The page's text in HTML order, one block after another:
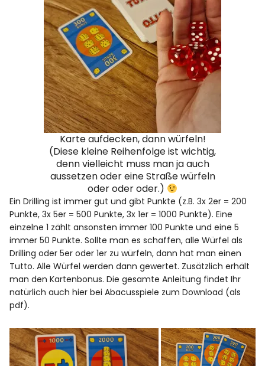
Karte aufdecken, dann würfeln!
(Diese kleine Reihenfolge ist wichtig,
denn vielleicht muss man ja auch
aussetzen oder eine Straße würfeln
oder oder oder.)
Ein Drilling ist immer gut und gibt Punkte (z.B. 3x 2er = 200
Punkte, 3x 5er = 500 Punkte, 3x 1er = 1000 Punkte). Eine
einzelne 1 zählt ansonsten immer 100 Punkte und eine 5
immer 50 Punkte. Sollte man es schaffen, alle Würfel als
Drilling oder 5er oder 1er zu würfeln, dann hat man einen
Tutto. Alle Würfel werden dann gewertet. Zusätzlich erhält
man den Kartenbonus. Die gesamte Anleitung findet Ihr
natürlich auch hier beiAbacusspiele zum Download (als
pdf).